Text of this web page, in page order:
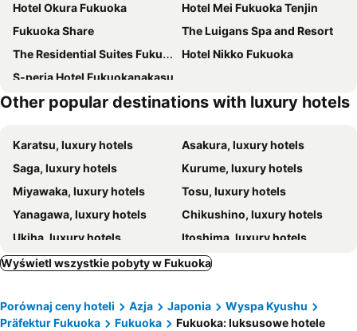
Hotel Okura Fukuoka
Hotel Mei Fukuoka Tenjin
Fukuoka Share
The Luigans Spa and Resort
The Residential Suites Fukuoka
Hotel Nikko Fukuoka
S-peria Hotel Fukuokanakasu
Other popular destinations with luxury hotels
Karatsu, luxury hotels
Asakura, luxury hotels
Saga, luxury hotels
Kurume, luxury hotels
Miyawaka, luxury hotels
Tosu, luxury hotels
Yanagawa, luxury hotels
Chikushino, luxury hotels
Ukiha, luxury hotels
Itoshima, luxury hotels
Nogata, luxury hotels
Iizuka, luxury hotels
Wyświetl wszystkie pobyty w Fukuoka
Porównaj ceny hoteli Azja Japonia
Wyspa Kyushu
Präfektur Fukuoka
Fukuoka Fukuoka: luksusowe hotele